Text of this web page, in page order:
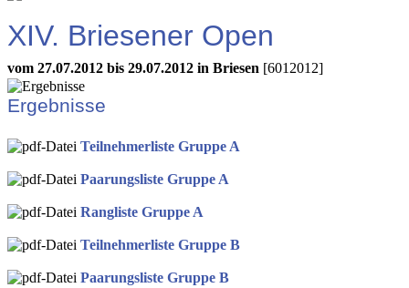
XIV. Briesener Open
vom 27.07.2012 bis 29.07.2012 in Briesen [6012012]
Ergebnisse
Teilnehmerliste Gruppe A
Paarungsliste Gruppe A
Rangliste Gruppe A
Teilnehmerliste Gruppe B
Paarungsliste Gruppe B